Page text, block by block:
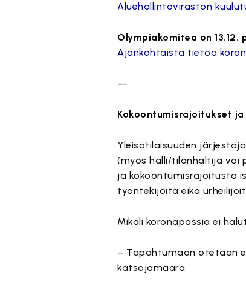
Aluehallintoviraston
Olympiakomitea on
Ajankohtaista tietoa
—
Kokoontumisrajoitukset ja
Yleisötilaisuuden
(myös halli/tilanhaltija voi
ja kokoontumisrajoitusta
työntekijöitä eikä
Mikäli koronapassia ei
– Tapahtumaan otetaan
katsojamäärä.